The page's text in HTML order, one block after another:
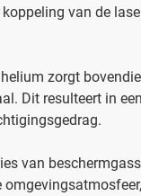
van de
zorgt
Dit resulteert in
van